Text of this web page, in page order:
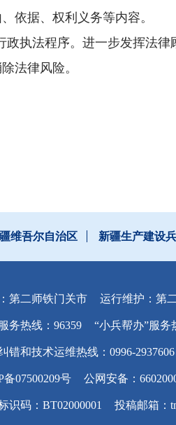
依据、权利义务等内容。
政执法程序。进一步发挥法
法律风险。
维吾尔自治区 新疆生产建设
第二师铁门关市 运行维护：第
务热线：96359 “小兵帮办”服务
错和技术运维热线：0996-2937606
备07500209号 公网安备：
识码：BT02000001 投稿邮箱：